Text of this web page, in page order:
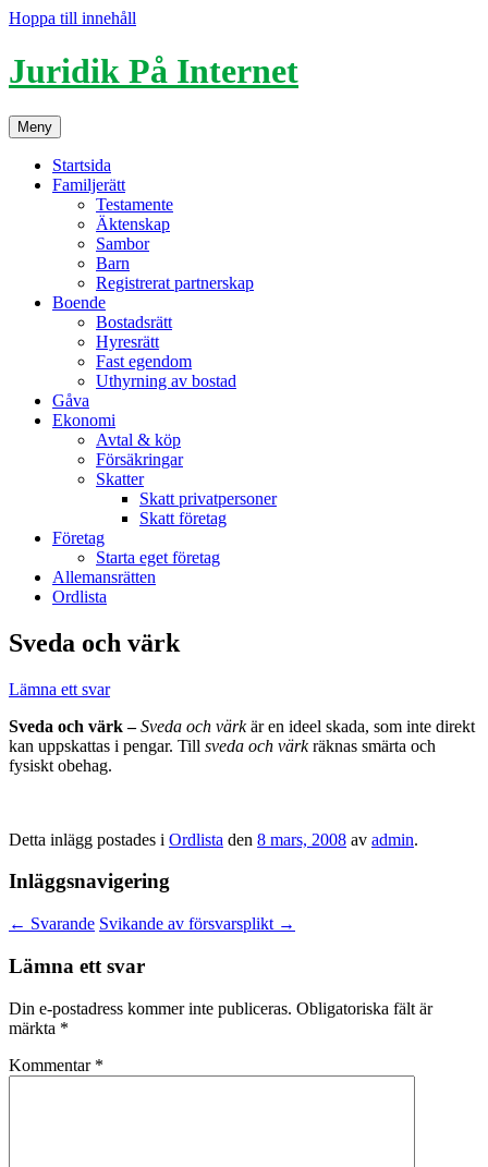
Hoppa till innehåll
Juridik På Internet
Meny
Startsida
Familjerätt
Testamente
Äktenskap
Sambor
Barn
Registrerat partnerskap
Boende
Bostadsrätt
Hyresrätt
Fast egendom
Uthyrning av bostad
Gåva
Ekonomi
Avtal & köp
Försäkringar
Skatter
Skatt privatpersoner
Skatt företag
Företag
Starta eget företag
Allemansrätten
Ordlista
Sveda och värk
Lämna ett svar
Sveda och värk –Sveda och värkär en ideel skada, som inte direkt
kan uppskattas i pengar. Till sveda och värkräknas smärta och
fysiskt obehag.
Detta inlägg postades i Ordlista den 8 mars, 2008 av admin.
Inläggsnavigering
← Svarande Svikande av försvarsplikt →
Lämna ett svar
Din e-postadress kommer inte publiceras. Obligatoriska fält är
märkta *
Kommentar *